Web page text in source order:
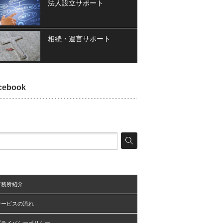
法人設立サポート
相続・遺言サポート
務所紹介
ービスの流れ